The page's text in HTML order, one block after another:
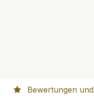
Bewertungen